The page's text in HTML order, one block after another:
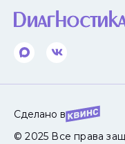
Сделано в
© 2025 Все права